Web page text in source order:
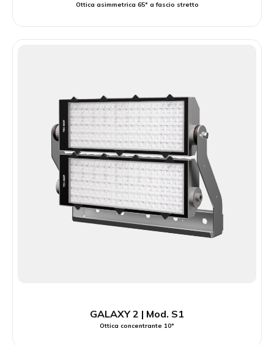
Ottica asimmetrica 65° a fascio stretto
GALAXY 2 | Mod. S1
Ottica concentrante 10°